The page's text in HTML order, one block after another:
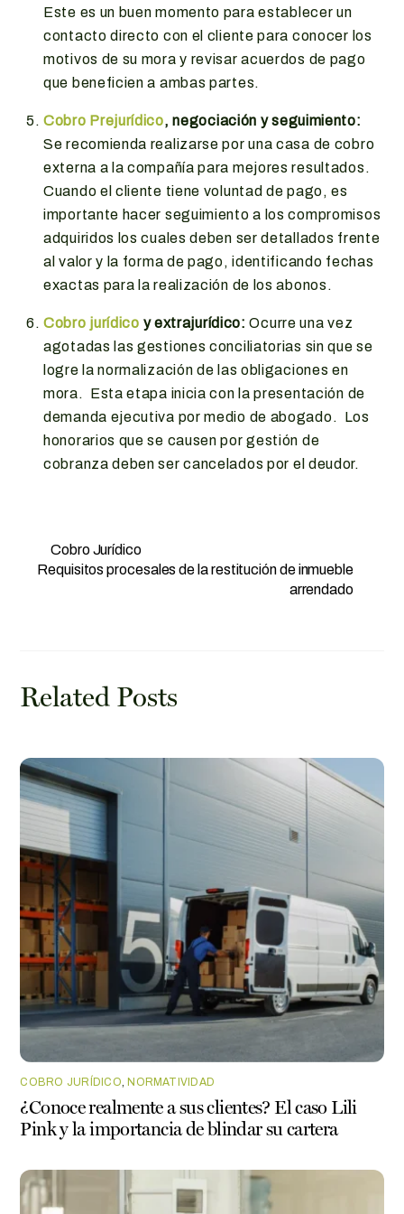
Este es un buen momento para establecer un
contacto directo con el cliente para conocer los
motivos de su mora y revisar acuerdos de pago
que beneficien a ambas partes.
Cobro Prejurídico, negociación y seguimiento:
Se recomienda realizarse por una casa de cobro
externa a la compañía para mejores resultados.
Cuando el cliente tiene voluntad de pago, es
importante hacer seguimiento a los compromisos
adquiridos los cuales deben ser detallados frente
al valor y la forma de pago, identificando fechas
exactas para la realización de los abonos.
Cobro jurídico y extrajurídico:Ocurre una vez
agotadas las gestiones conciliatorias sin que se
logre la normalización de las obligaciones en
mora. Esta etapa inicia con la presentación de
demanda ejecutiva por medio de abogado. Los
honorarios que se causen por gestión de
cobranza deben ser cancelados por el deudor.
Cobro Jurídico
Requisitos procesales de la restitución de inmueble
arrendado
Related Posts
COBRO JURÍDICO, NORMATIVIDAD
¿Conoce realmente a sus clientes? El caso Lili
Pink y la importancia de blindar su cartera